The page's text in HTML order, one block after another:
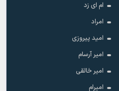
ام ای زد
امراد
امید پیروزی
امیر آرسام
امیر خالقى
امیرام